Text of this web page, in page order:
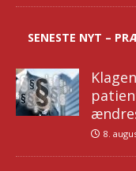
SENESTE NYT –
8.